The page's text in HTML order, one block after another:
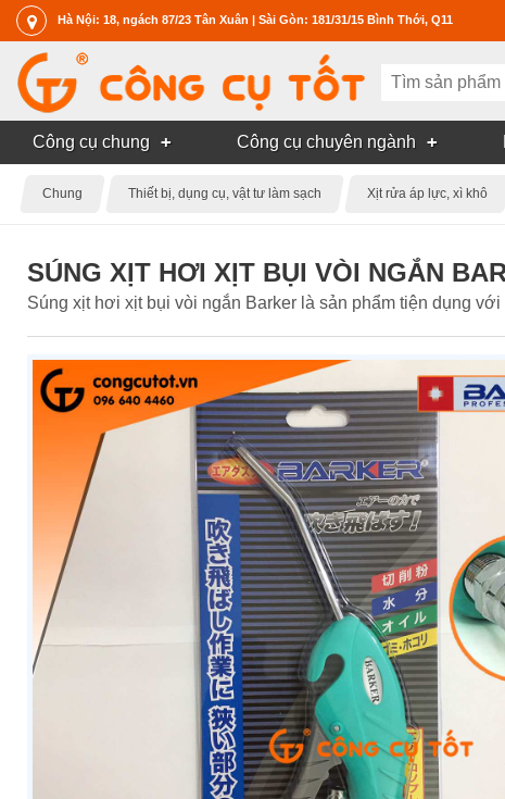
Hà Nội: 18, ngách 87/23 Tân Xuân | Sài Gòn: 181/31/15 Bình Thới, Q11
Công cụ chung Công cụ chuyên ngành
Chung Thiết bị, dụng cụ, vật tư làm sạch Xịt rửa áp lực, xì khô
SÚNG XỊT HƠI XỊT BỤI VÒI NGẮN
Súng xịt hơi xịt bụi vòi ngắn Barker là sản phẩm tiện dụng với